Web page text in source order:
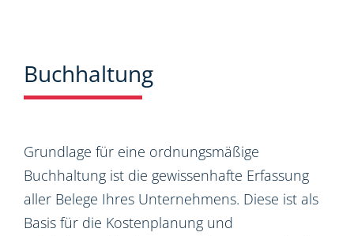
Buchhaltung
Grundlage für eine ordnungsmäßige
Buchhaltung ist die gewissenhafte Erfassung
aller Belege Ihres Unternehmens. Diese ist als
Basis für die Kostenplanung und